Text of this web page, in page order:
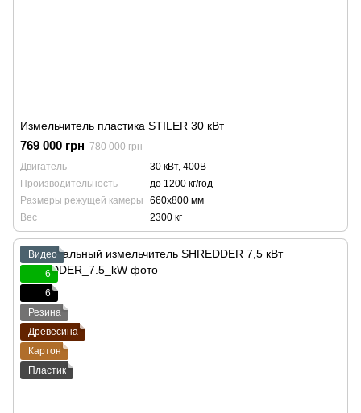
Измельчитель пластика STILER 30 кВт
769 000 грн 780 000 грн
Двигатель
30 кВт, 400В
Производительность
до 1200 кг/год
Размеры режущей камеры
660x800 мм
Вес
2300 кг
Видео
6
6
Резина
Древесина
Картон
Пластик